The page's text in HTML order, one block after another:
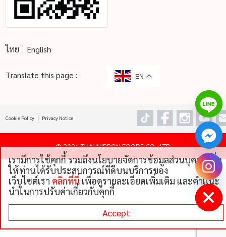
ไทย English
Translate this page : EN
Cookie Policy Privacy Notice
©2026 THAI NIPPON FOODS CO., LTD
เรามีการใช้คุกกี้ รวมถึงนโยบายจัดการข้อมูลส่วนบุคคลเพื่อ
ให้ท่านได้รับประสบการณ์ที่ดีบนบริการของ
เว็บไซต์เรา คลิกที่นี่ เพื่อดูรายละเอียดเพิ่มเติม และคําแนะ
นําในการปรับค่าเกี่ยวกับคุกกี้
Accept
Hide
chaty